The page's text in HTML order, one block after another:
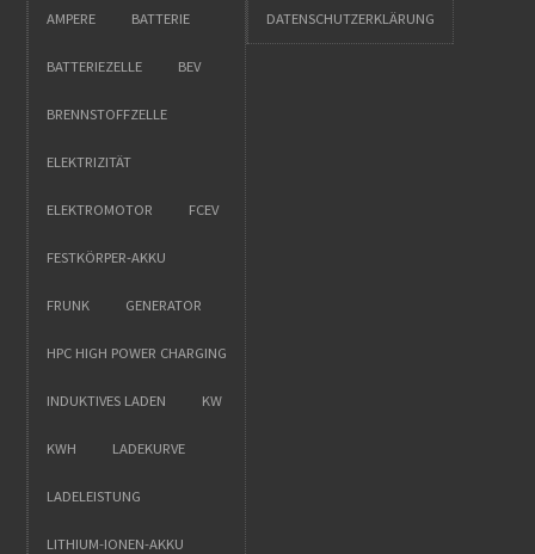
AMPERE BATTERIE
BATTERIEZELLE BEV
BRENNSTOFFZELLE
ELEKTRIZITÄT
ELEKTROMOTOR FCEV
FESTKÖRPER-AKKU
FRUNK GENERATOR
HPC HIGH POWER CHARGING
INDUKTIVES LADEN KW
KWH LADEKURVE
LADELEISTUNG
LITHIUM-IONEN-AKKU
DATENSCHUTZERKLÄRUNG